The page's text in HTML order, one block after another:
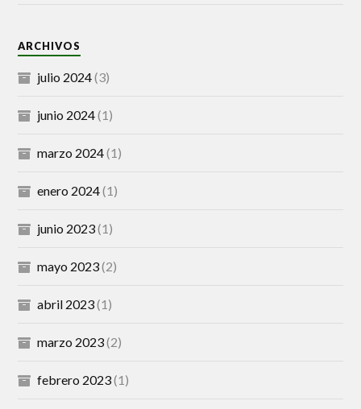
ARCHIVOS
julio 2024(3)
junio 2024(1)
marzo 2024(1)
enero 2024(1)
junio 2023(1)
mayo 2023(2)
abril 2023(1)
marzo 2023(2)
febrero 2023(1)